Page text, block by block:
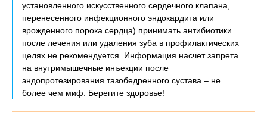
установленного искусственного сердечного клапана,
перенесенного инфекционного эндокардита или
врожденного порока сердца) принимать антибиотики
после лечения или удаления зуба в профилактических
целях не рекомендуется. Информация насчет запрета
на внутримышечные инъекции после
эндопротезирования тазобедренного сустава – не
более чем миф. Берегите здоровье!